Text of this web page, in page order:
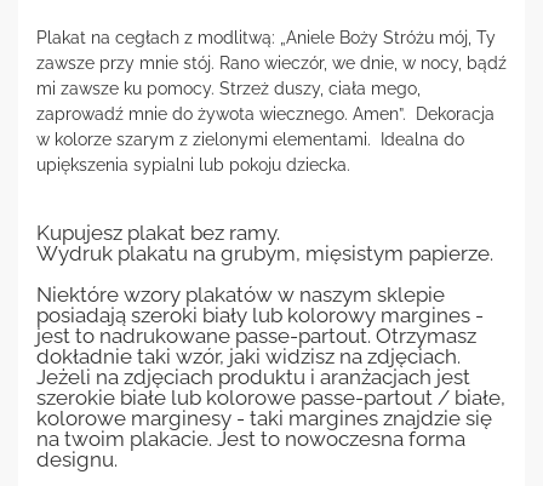
Plakat na cegłach z modlitwą: „Aniele Boży Stróżu mój, Ty
zawsze przy mnie stój. Rano wieczór, we dnie, w nocy, bądź
mi zawsze ku pomocy. Strzeż duszy, ciała mego,
zaprowadź mnie do żywota wiecznego. Amen”. Dekoracja
w kolorze szarym z zielonymi elementami. Idealna do
upiększenia sypialni lub pokoju dziecka.
Kupujesz plakat bez ramy.
Wydruk plakatu na grubym, mięsistym papierze.
Niektóre wzory plakatów w naszym sklepie
posiadają szeroki biały lub kolorowy margines -
jest to nadrukowane passe-partout. Otrzymasz
dokładnie taki wzór, jaki widzisz na zdjęciach.
Jeżeli na zdjęciach produktu i aranżacjach jest
szerokie białe lub kolorowe passe-partout / białe,
kolorowe marginesy - taki margines znajdzie się
na twoim plakacie. Jest to nowoczesna forma
designu.